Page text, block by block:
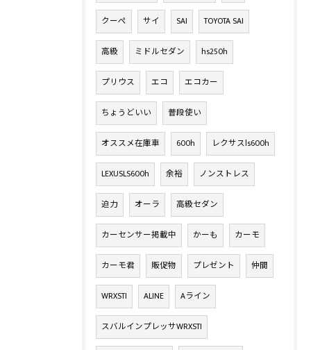
クーペ サイ SAI TOYOTA SAI
高級 ミドルセダン hs250h
プリウス エコ エコカー
ちょうどいい 普段使い
オススメ在庫車 600h レクサスls600h
LEXUSLS600h 余裕 ノンストレス
迫力 オーラ 高級セダン
カーセンサー掲載中 かーも カーモ
カーモ君 販促物 プレゼント 仲間
WRXSTI ALINE Aライン
スバルインプレッサWRXSTI